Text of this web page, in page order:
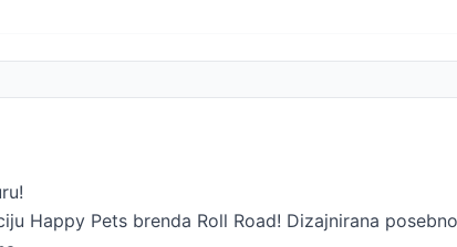
Happy Pets brenda Roll Road! Dizajnirana